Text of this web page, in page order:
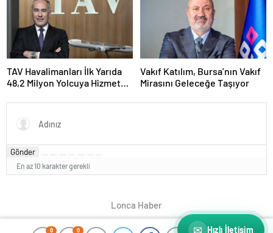
0 0
TAV Havalimanları İlk Yarıda
48,2 Milyon Yolcuya Hizmet
Vakıf Katılım, Bursa’nın Vakıf
Mirasını Geleceğe Taşıyor
Gönder
En az 10 karakter gerekli
Lonca Haber
✉ Hızlı İletişim